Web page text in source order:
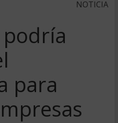
NOTICIA
podría
para